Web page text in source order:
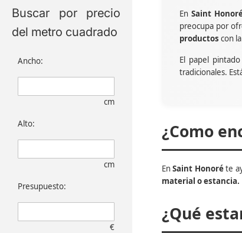
En Saint
preocupa por
productos con
El papel
tradicionales.
¿Como
EnSaint Honoréte
material o estancia.
¿Qué
Buscar por precio
del metro cuadrado
Ancho:
cm
Alto:
cm
Presupuesto:
€